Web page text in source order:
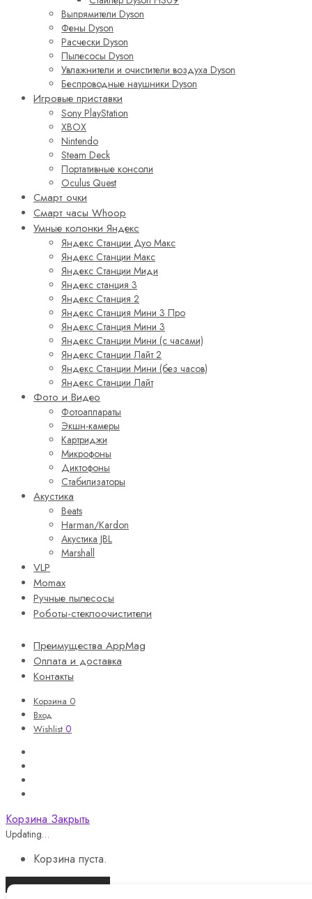
Выпрямители Dyson
Фены Dyson
Расчески Dyson
Пылесосы Dyson
Увлажнители и очистители воздуха Dyson
Беспроводные наушники Dyson
Игровые приставки
Sony PlayStation
XBOX
Nintendo
Steam Deck
Портативные консоли
Oculus Quest
Смарт очки
Смарт часы Whoop
Умные колонки Яндекс
Яндекс Станции Дуо Макс
Яндекс Станции Макс
Яндекс Станции Миди
Яндекс станция 3
Яндекс Станция 2
Яндекс Станция Мини 3 Про
Яндекс Станция Мини 3
Яндекс Станции Мини (с часами)
Яндекс Станции Лайт 2
Яндекс Станции Мини (без часов)
Яндекс Станции Лайт
Фото и Видео
Фотоаппараты
Экшн-камеры
Картриджи
Микрофоны
Диктофоны
Стабилизаторы
Акустика
Beats
Harman/Kardon
Акустика JBL
Marshall
VLP
Momax
Ручные пылесосы
Роботы-стеклоочистители
Преимущества AppMag
Оплата и доставка
Контакты
Корзина 0
Вход
Wishlist 0
Корзина Закрыть
Updating…
Корзина пуста.
Продолжить покупки